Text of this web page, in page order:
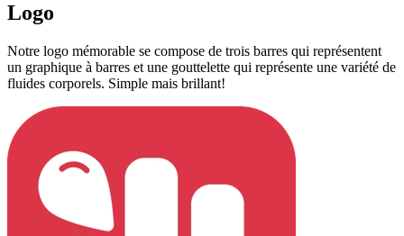
Logo
Notre logo mémorable se compose de trois barres qui représentent
un graphique à barres et une gouttelette qui représente une variété de
fluides corporels. Simple mais brillant!